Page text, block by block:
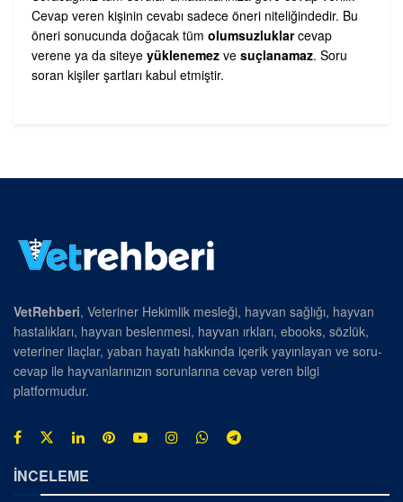
Cevap veren kişinin cevabı sadece öneri niteliğindedir. Bu
öneri sonucunda doğacak tüm olumsuzluklarcevap
verene ya da siteye yüklenemez ve suçlanamaz. Soru
soran kişiler şartları kabul etmiştir.
VetRehberi, Veteriner Hekimlik mesleği, hayvan sağlığı, hayvan
hastalıkları, hayvan beslenmesi, hayvan ırkları, ebooks, sözlük,
veteriner ilaçlar, yaban hayatı hakkında içerik yayınlayan ve soru-
cevap ile hayvanlarınızın sorunlarına cevap veren bilgi
platformudur.
İNCELEME